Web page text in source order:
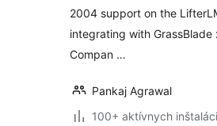
2004 support on the
integrating with GrassBlade
Compan …
Pankaj Agrawal
100+ aktívnych